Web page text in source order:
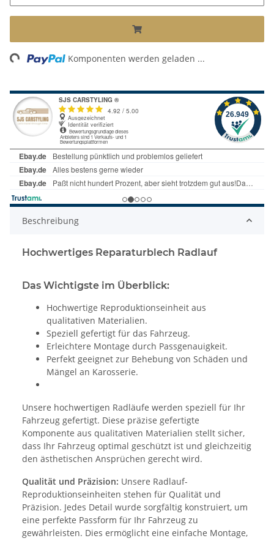
Loading... Komponenten werden geladen ...
Beschreibung
Hochwertiges Reparaturblech Radlauf
Das Wichtigste im Überblick:
Hochwertige Reproduktionseinheit aus
qualitativen Materialien.
Speziell gefertigt für das Fahrzeug.
Erleichtere Montage durch Passgenauigkeit.
Perfekt geeignet zur Behebung von Schäden und
Mängel an Karosserie.
Unsere hochwertigen Radläufe werden speziell für Ihr
Fahrzeug gefertigt. Diese präzise gefertigte
Komponente aus qualitativen Materialien stellt sicher,
dass Ihr Fahrzeug optimal geschützt ist und gleichzeitig
den ästhetischen Ansprüchen gerecht wird.
Qualität und Präzision: Unsere Radlauf-
Reproduktionseinheiten stehen für Qualität und
Präzision. Jedes Detail wurde sorgfältig konstruiert, um
eine perfekte Passform für Ihr Fahrzeug zu
gewährleisten. Dies ermöglicht eine einfache Montage,